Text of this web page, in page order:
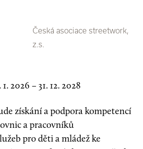
Česká asociace streetwork,
z.s.
1. 2026 – 31. 12. 2028
získání a podpora kompetencí
a pracovníků
pro děti a mládež ke